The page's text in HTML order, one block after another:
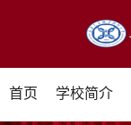
首页 学校简介